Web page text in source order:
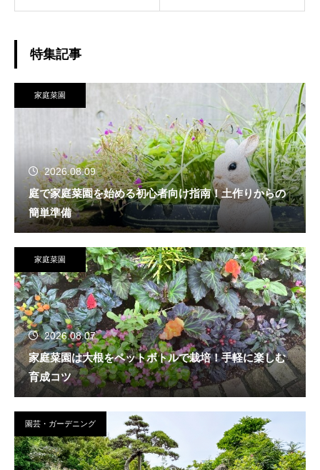
特集記事
家庭菜園
2026.08.09
庭で家庭菜園を始める初心者向け指南！土作りからの
簡単準備
家庭菜園
2026.08.07
家庭菜園は大根をペットボトルで栽培！手軽に楽しむ
育成コツ
園芸・ガーデニング